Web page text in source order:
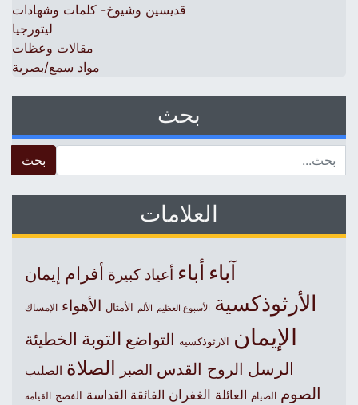
قديسين وشيوخ- كلمات وشهادات
ليتورجيا
مقالات وعظات
مواد سمع/بصرية
بحث
العلامات
آباءأباء أعياد كبيرة أفرام إيمان
الأرثوذكسية الأسبوع العظيم الألم الأمثال الأهواء الإمساك
الإيمان الارثوذكسية التواضع التوبة الخطيئة
الرسل الروح القدس الصبر الصلاة الصليب
الصوم الصيام العائلة الغفران الفائقة القداسة الفصح القيامة